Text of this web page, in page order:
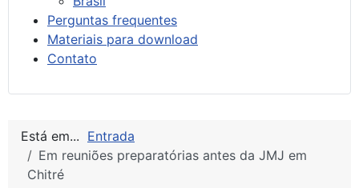
Perguntas frequentes
Materiais para download
Contato
Está em... Entrada
Em reuniões preparatórias antes da JMJ em
Chitré